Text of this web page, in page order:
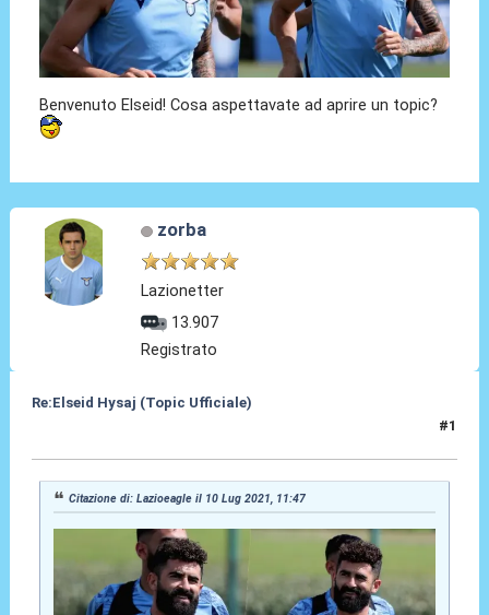
Benvenuto Elseid! Cosa aspettavate ad aprire un topic?
zorba
Lazionetter
13.907
Registrato
Re:Elseid Hysaj (Topic Ufficiale)
#1
Citazione di: Lazioeagle il 10 Lug 2021, 11:47